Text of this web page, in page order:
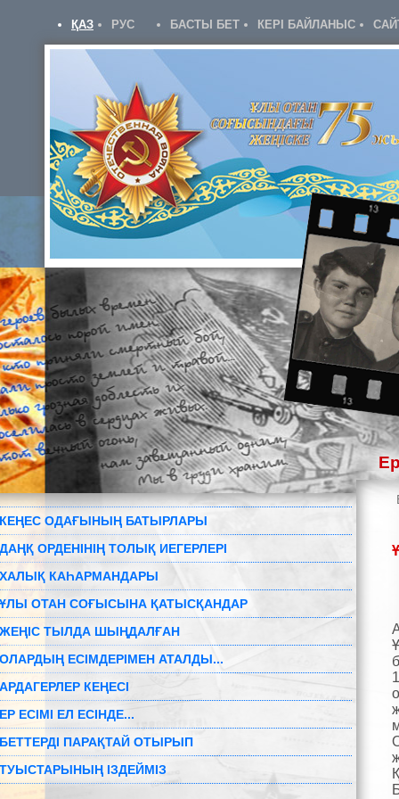
ҚАЗ РУС БАСТЫ БЕТ КЕРІ БАЙЛАНЫС
КЕҢЕС ОДАҒЫНЫҢ БАТЫРЛАРЫ
ДАҢҚ ОРДЕНІНІҢ ТОЛЫҚ ИЕГЕРЛЕРІ
ХАЛЫҚ КАҺАРМАНДАРЫ
ҰЛЫ ОТАН СОҒЫСЫНА ҚАТЫСҚАНДАР
ЖЕҢІС ТЫЛДА ШЫҢДАЛҒАН
ОЛАРДЫҢ ЕСІМДЕРІМЕН АТАЛДЫ...
АРДАГЕРЛЕР КЕҢЕСІ
ЕР ЕСІМІ ЕЛ ЕСІНДЕ...
БЕТТЕРДІ ПАРАҚТАЙ ОТЫРЫП
ТУЫСТАРЫНЫҢ ІЗДЕЙМІЗ